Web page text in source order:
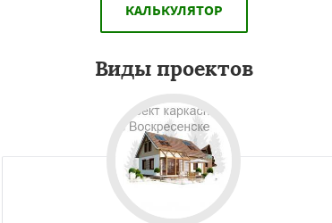
КАЛЬКУЛЯТОР
Виды проектов